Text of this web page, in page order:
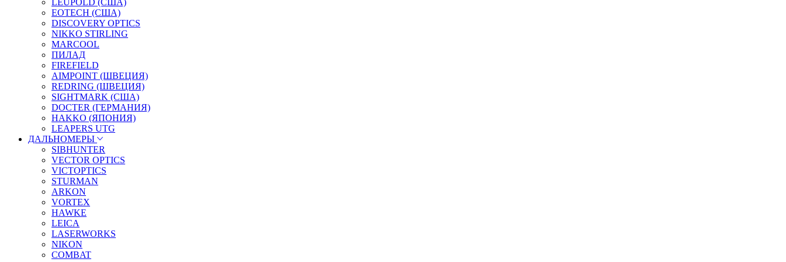
LEUPOLD (США)
EOTECH (США)
DISCOVERY OPTICS
NIKKO STIRLING
MARCOOL
ПИЛАД
FIREFIELD
AIMPOINT (ШВЕЦИЯ)
REDRING (ШВЕЦИЯ)
SIGHTMARK (США)
DOCTER (ГЕРМАНИЯ)
HAKKO (ЯПОНИЯ)
LEAPERS UTG
ДАЛЬНОМЕРЫ
SIBHUNTER
VECTOR OPTICS
VICTOPTICS
STURMAN
ARKON
VORTEX
HAWKE
LEICA
LASERWORKS
NIKON
COMBAT